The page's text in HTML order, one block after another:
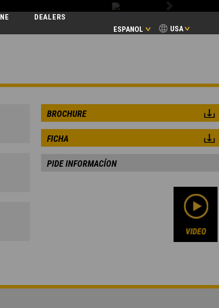
USA
ESPANOL
DEALERS
Next
BROCHURE
FICHA
PIDE INFORMACÍON